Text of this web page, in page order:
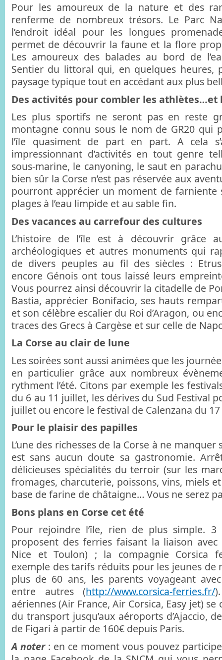
Pour les amoureux de la nature et des
renferme de nombreux trésors. Le Parc
l’endroit idéal pour les longues
permet de découvrir la faune et la flore
Les amoureux des balades au bord de
Sentier du littoral qui, en quelques heures,
paysage typique tout en accédant aux plus
Des activités pour combler les athlètes…et
Les plus sportifs ne seront pas en reste
montagne connu sous le nom de GR20 qui
l’île quasiment de part en part. A cela
impressionnant d’activités en tout genre
sous-marine, le canyoning, le saut en
bien sûr la Corse n’est pas réservée aux
pourront apprécier un moment de farniente
plages à l’eau limpide et au sable fin.
Des vacances au carrefour des cultures
L’histoire de l’île est à découvrir grâce
archéologiques et autres monuments qui
de divers peuples au fil des siècles :
encore Génois ont tous laissé leurs
Vous pourrez ainsi découvrir la citadelle de
Bastia, apprécier Bonifacio, ses hauts
et son célèbre escalier du Roi d’Aragon, ou
traces des Grecs à Cargèse et sur celle de
La Corse au clair de lune
Les soirées sont aussi animées que les
en particulier grâce aux nombreux
rythment l’été. Citons par exemple les
du 6 au 11 juillet, les dérives du Sud Festival
juillet ou encore le festival de Calenzana du
Pour le plaisir des papilles
L’une des richesses de la Corse à ne
est sans aucun doute sa gastronomie.
délicieuses spécialités du terroir (sur les
fromages, charcuterie, poissons, vins, miels
base de farine de châtaigne… Vous ne serez
Bons plans en Corse cet été
Pour rejoindre l’île, rien de plus simple. 3
proposent des ferries faisant la liaison avec
Nice et Toulon) ; la compagnie Corsica
exemple des tarifs réduits pour les jeunes de
plus de 60 ans, les parents voyageant
entre autres (http://www.corsica-ferries.fr/
aériennes (Air France, Air Corsica, Easy jet)
du transport jusqu’aux aéroports d’Ajaccio,
de Figari à partir de 160€ depuis Paris.
A noter: en ce moment vous pouvez